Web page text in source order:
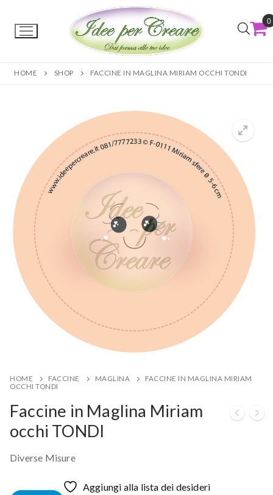
0
HOME SHOP FACCINE IN MAGLINA MIRIAM OCCHI TONDI
HOME FACCINE MAGLINA
FACCINE IN MAGLINA MIRIAM
OCCHI TONDI
Faccine in Maglina Miriam
occhi TONDI
Diverse Misure
Aggiungi alla lista dei desideri